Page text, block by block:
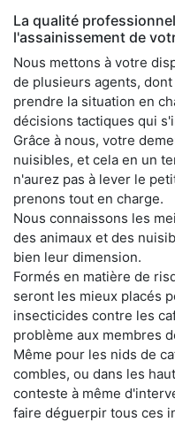
La qualité
l'assainissement de
Nous mettons à votre
de plusieurs agents,
prendre la situation en
décisions tactiques qui
Grâce à nous, votre
nuisibles, et cela en un
n'aurez pas à lever le
prenons tout en charge.
Nous connaissons les
des animaux et des
bien leur dimension.
Formés en matière de
seront les mieux placés
insecticides contre les
problème aux membres
Même pour les nids de
combles, ou dans les
conteste à même
faire déguerpir tous ces